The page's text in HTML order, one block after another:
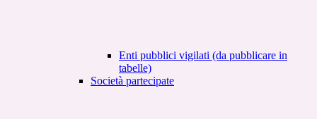
Enti pubblici vigilati (da pubblicare in
tabelle)
Società partecipate